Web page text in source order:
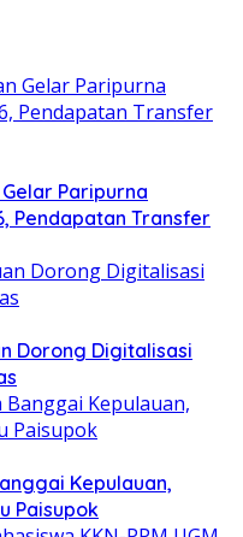
Paripurna
Pendapatan Transfer
Dorong Digitalisasi
Kepulauan,
Paisupok